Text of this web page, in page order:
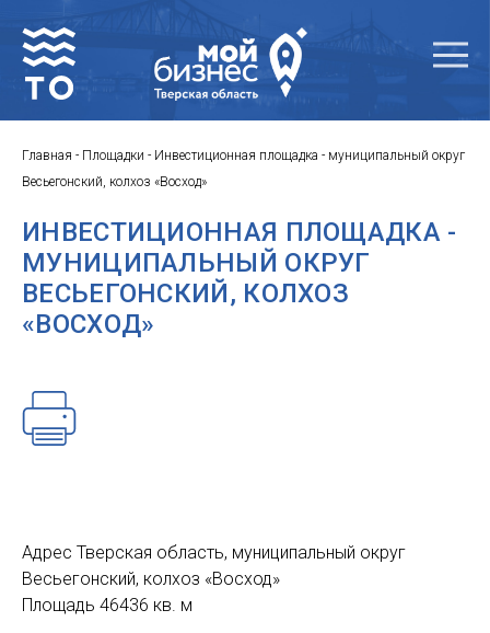
Главная - Площадки - Инвестиционная площадка - муниципальный округ
Весьегонский, колхоз «Восход»
ИНВЕСТИЦИОННАЯ ПЛОЩАДКА -
МУНИЦИПАЛЬНЫЙ ОКРУГ
ВЕСЬЕГОНСКИЙ, КОЛХОЗ
«ВОСХОД»
Адрес Тверская область, муниципальный округ
Весьегонский, колхоз «Восход»
Площадь 46436 кв. м